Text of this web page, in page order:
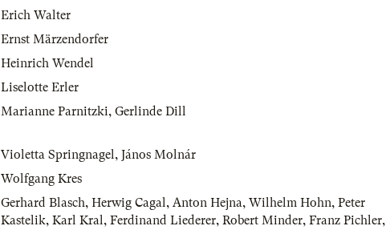
Erich Walter
Ernst Märzendorfer
Heinrich Wendel
Liselotte Erler
Marianne Parnitzki, Gerlinde Dill
Violetta Springnagel, János Molnár
Wolfgang Kres
Gerhard Blasch, Herwig Cagal, Anton Hejna, Wilhelm Hohn, Peter
Kastelik, Karl Kral, Ferdinand Liederer, Robert Minder, Franz Pichler,